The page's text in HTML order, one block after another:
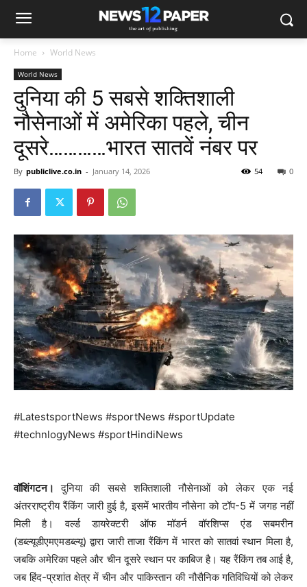
Home World News
World News
दुनिया की 5 सबसे शक्तिशाली
नौसेनाओं में अमेरिका पहले, चीन
दूसरे…………भारत सातवें नंबर पर
By publiclive.co.in - January 14, 2026 0
54
#LatestsportNews #sportNews #sportUpdate
#technlogyNews #sportHindiNews
वॉशिंगटन।दुनिया की सबसे शक्तिशाली नौसेनाओं को लेकर एक नई
अंतरराष्ट्रीय रैंकिंग जारी हुई है, इसमें भारतीय नौसेना को टॉप-5 में जगह नहीं
मिली है। वर्ल्ड डायरेक्टरी ऑफ मॉडर्न वॉरशिप्स एंड सबमरीन
(डब्ल्यूडीएमएमडब्ल्यू) द्वारा जारी ताजा रैंकिंग में भारत को सातवां स्थान मिला है,
जबकि अमेरिका पहले और चीन दूसरे स्थान पर काबिज है। यह रैंकिंग तब आई है,
जब हिंद-प्रशांत क्षेत्र में चीन और पाकिस्तान की नौसैनिक गतिविधियों को लेकर